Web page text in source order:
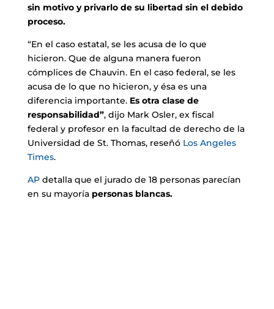
sin motivo y privarlo de su libertad sin el debido
proceso.
“En el caso estatal, se les acusa de lo que
hicieron. Que de alguna manera fueron
cómplices de Chauvin. En el caso federal, se les
acusa de lo que no hicieron, y ésa es una
diferencia importante. Es otra clase de
responsabilidad”, dijo Mark Osler, ex fiscal
federal y profesor en la facultad de derecho de la
Universidad de St. Thomas, reseñó Los Angeles
Times.
APdetalla que el jurado de 18 personas parecían
en su mayoría personas blancas.